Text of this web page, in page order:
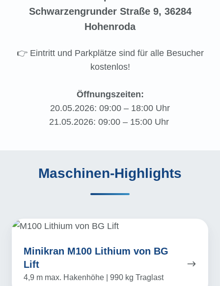
Schwarzengrunder Straße 9, 36284
Hohenroda
👉 Eintritt und Parkplätze sind für alle Besucher
kostenlos!
Öffnungszeiten:
20.05.2026: 09:00 – 18:00 Uhr
21.05.2026: 09:00 – 15:00 Uhr
Maschinen-Highlights
Minikran M100 Lithium von BG
Lift
4,9 m max. Hakenhöhe | 990 kg Traglast
Minikran
Lithium
von
BG